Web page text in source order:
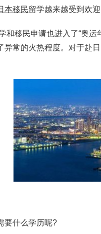
本移民留学越来越受到欢迎
和移民申请也进入了“奥
常的火热程度。对于赴
要什么学历呢?